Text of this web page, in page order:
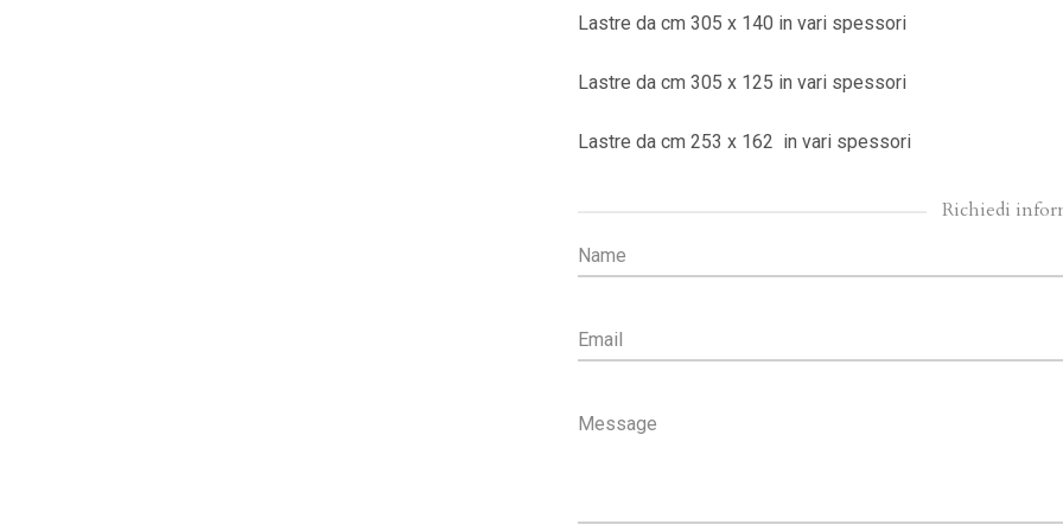
Lastre da cm 305 x 140 in vari spessori
Lastre da cm 305 x 125 in vari spessori
Lastre da cm 253 x 162 in vari spessori
Richiedi
Name
Email
Message